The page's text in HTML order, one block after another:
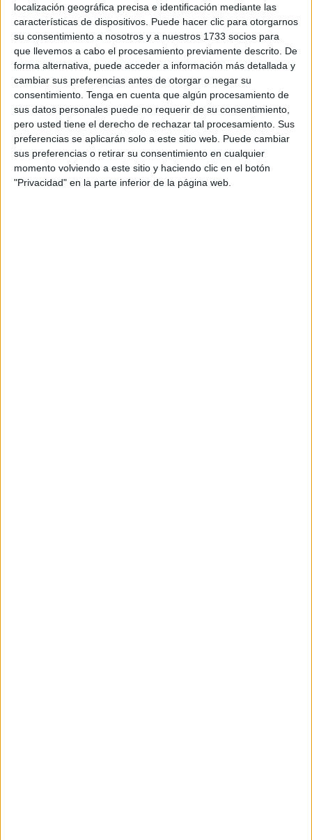
localización geográfica precisa e identificación mediante las
características de dispositivos. Puede hacer clic para otorgarnos
su consentimiento a nosotros y a nuestros 1733 socios para
que llevemos a cabo el procesamiento previamente descrito. De
forma alternativa, puede acceder a información más detallada y
cambiar sus preferencias antes de otorgar o negar su
consentimiento. Tenga en cuenta que algún procesamiento de
sus datos personales puede no requerir de su consentimiento,
pero usted tiene el derecho de rechazar tal procesamiento. Sus
preferencias se aplicarán solo a este sitio web. Puede cambiar
sus preferencias o retirar su consentimiento en cualquier
momento volviendo a este sitio y haciendo clic en el botón
"Privacidad" en la parte inferior de la página web.
En primer lugar, lasbases para la creación de nuevos
puestos de trabajo“en una empresa que no tiene
elaborado, ni siquiera, un organigrama”, denuncia Ceuta
Ya!, formación que, junto al resto de grupos dela
oposiciónpresentes,"ha votado en contra".
En segundo lugar, los de Mohamed Mustafa señalan un
reconocimiento extrajudicial de deudacifrado en más
de 21.000 euros y relativo a laspólizas de seguros de
varios vehículos. "También ha sidorechazado por el
total de los grupos de la oposiciónpresentes", ha